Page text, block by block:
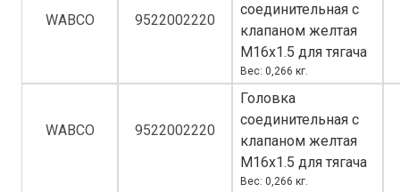
WABCO 9522002220
соединительная с
клапаном желтая
M16x1.5 для тягача
Вес: 0,266 кг.
WABCO 9522002220
Головка
соединительная с
клапаном желтая
M16x1.5 для тягача
Вес: 0,266 кг.